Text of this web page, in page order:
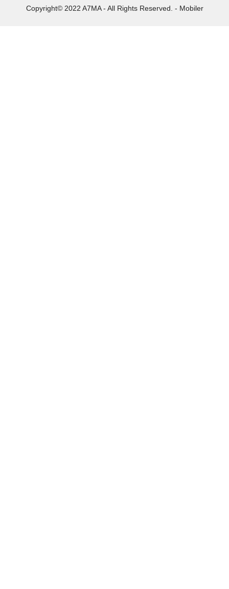
Copyright© 2022 A7MA - All Rights Reserved. - Mobiler